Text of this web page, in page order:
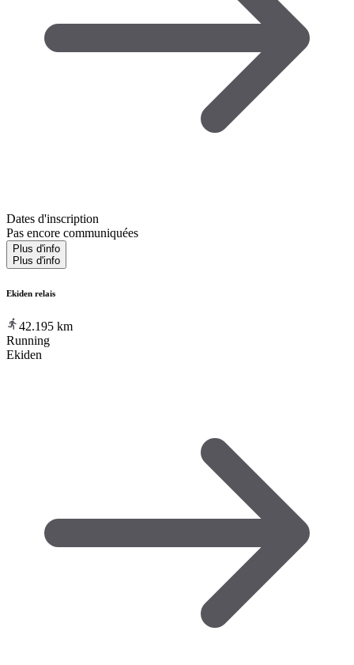
Dates d'inscription
Pas encore communiquées
Plus d'info
Plus d'info
Ekiden relais
42.195 km
Running
Ekiden